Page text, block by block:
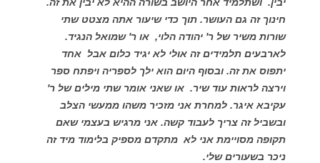
חינוך זה גם העושר. תוך כדי שיעור אתה מצטט שתי
שורות משיר של ר' יהודה הלוי, או ר' שמואל הנגיד.
לארבעים תלמידים זה אולי לא יגיד כלום אבל אחד
יתפוס את זה. ובסוף היום הוא ילך לספריה ויפתח ספר
וירצה לראות עוד שיר. או שאני אומר שתי מילים של ר'
עקיבא איגר. למחרת אני מזכיר משהו ממעשי הצלב
ובשביל זה צריך לעבוד קשה. אני מרגיש בעצמי שאם
תקופה מסויימת אני לא מתקדם מספיק בלימוד מיד זה
ניכר בשעורים שלי.